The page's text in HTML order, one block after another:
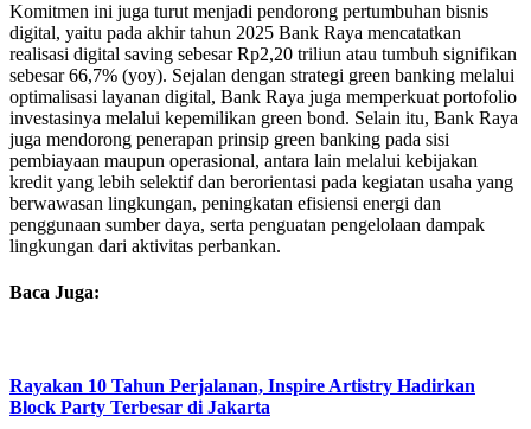
Komitmen ini juga turut menjadi pendorong pertumbuhan bisnis
digital, yaitu pada akhir tahun 2025 Bank Raya mencatatkan
realisasi digital saving sebesar Rp2,20 triliun atau tumbuh signifikan
sebesar 66,7% (yoy). Sejalan dengan strategi green banking melalui
optimalisasi layanan digital, Bank Raya juga memperkuat portofolio
investasinya melalui kepemilikan green bond. Selain itu, Bank Raya
juga mendorong penerapan prinsip green banking pada sisi
pembiayaan maupun operasional, antara lain melalui kebijakan
kredit yang lebih selektif dan berorientasi pada kegiatan usaha yang
berwawasan lingkungan, peningkatan efisiensi energi dan
penggunaan sumber daya, serta penguatan pengelolaan dampak
lingkungan dari aktivitas perbankan.
Baca Juga:
Rayakan 10 Tahun Perjalanan, Inspire Artistry Hadirkan
Block Party Terbesar di Jakarta